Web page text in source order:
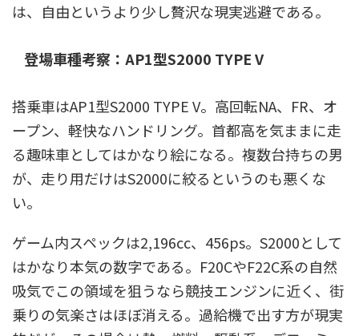
は、自由というより少し贅沢な現実逃避である。
登場車種考察：AP1型S2000 TYPE V
搭乗車はAP1型S2000 TYPE V。高回転NA、FR、オ
ープン、軽快なハンドリング。首都高を気ままに走
る趣味車としてはかなり絵になる。複数台持ちの男
が、走り用だけはS2000に絞るというのも悪くな
い。
ゲーム内スペックは2,196cc、456ps。S2000として
はかなり本気の数字である。F20CやF22C系の自然
吸気でこの領域を狙うなら競技エンジンに近く、街
乗りの気楽さはほぼ消える。過給機で出す方が現実